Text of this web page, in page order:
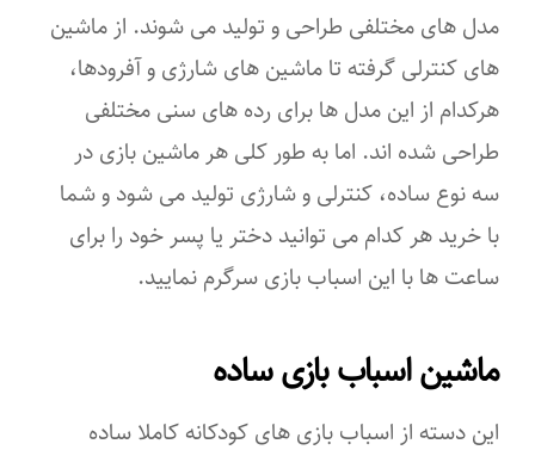
مدل های مختلفی طراحی و تولید می شوند. از ماشین
های کنترلی گرفته تا ماشین های شارژی و آفرودها،
هرکدام از این مدل ها برای رده های سنی مختلفی
طراحی شده اند. اما به طور کلی هر ماشین بازی در
سه نوع ساده، کنترلی و شارژی تولید می شود و شما
با خرید هر کدام می توانید دختر یا پسر خود را برای
ساعت ها با این اسباب بازی سرگرم نمایید.
ماشین اسباب بازی ساده
این دسته از اسباب بازی های کودکانه کاملا ساده